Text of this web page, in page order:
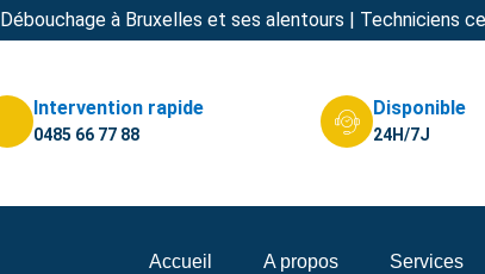
Débouchage à Bruxelles et ses alentours | Techniciens
Intervention rapide
0485 66 77 88
Disponible
24H/7J
Accueil A propos Services